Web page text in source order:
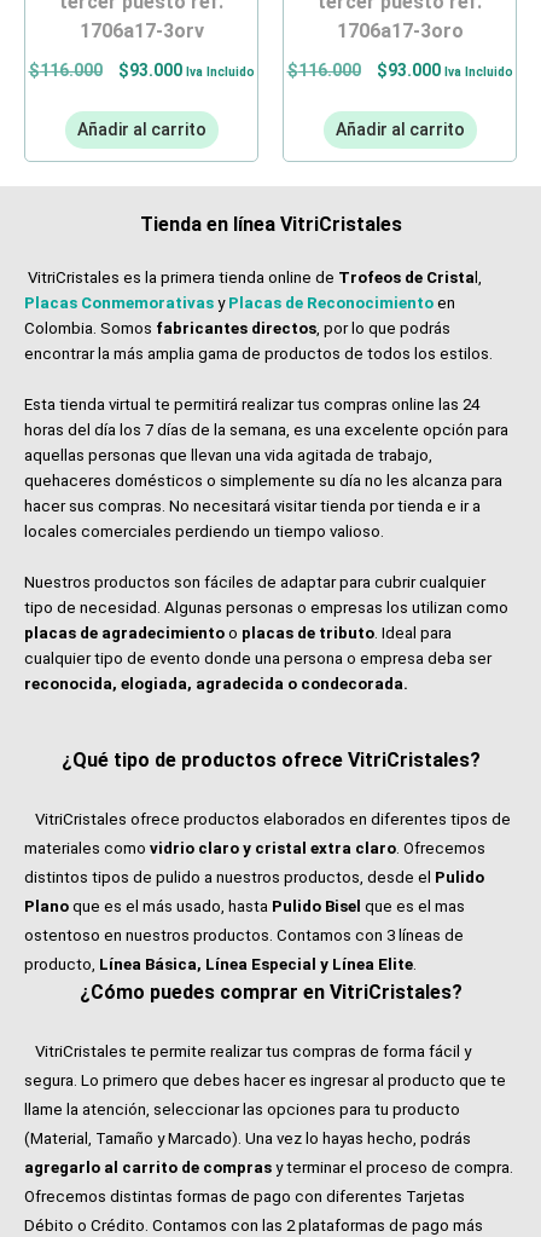
1706a17-3orv
$116.000 $93.000 Iva Incluido
Añadir al carrito
1706a17-3oro
$116.000 $93.000 Iva Incluido
Añadir al carrito
Tienda en línea VitriCristales
VitriCristales es la primera tienda online de Trofeos de Crista l,
Placas Conmemorativas y Placas de Reconocimiento en
Colombia. Somos fabricantes directos, por lo que podrás
encontrar la más amplia gama de productos de todos los estilos.
Esta tienda virtual te permitirá realizar tus compras online las 24
horas del día los 7 días de la semana, es una excelente opción para
aquellas personas que llevan una vida agitada de trabajo,
quehaceres domésticos o simplemente su día no les alcanza para
hacer sus compras. No necesitará visitar tienda por tienda e ir a
locales comerciales perdiendo un tiempo valioso.
Nuestros productos son fáciles de adaptar para cubrir cualquier
tipo de necesidad. Algunas personas o empresas los utilizan como
placas de agradecimiento o placas de tributo. Ideal para
cualquier tipo de evento donde una persona o empresa deba ser
reconocida, elogiada, agradecida o condecorada.
¿Qué tipo de productos ofrece VitriCristales?
VitriCristales ofrece productos elaborados en diferentes tipos de
materiales como vidrio claro y cristal extra claro. Ofrecemos
distintos tipos de pulido a nuestros productos, desde el Pulido
Plano que es el más usado, hasta Pulido Bisel que es el mas
ostentoso en nuestros productos. Contamos con 3 líneas de
producto, Línea Básica, Línea Especial y Línea Elite.
¿Cómo puedes comprar en VitriCristales?
VitriCristales te permite realizar tus compras de forma fácil y
segura. Lo primero que debes hacer es ingresar al producto que te
llame la atención, seleccionar las opciones para tu producto
(Material, Tamaño y Marcado). Una vez lo hayas hecho, podrás
agregarlo al carrito de compras y terminar el proceso de compra.
Ofrecemos distintas formas de pago con diferentes Tarjetas
Débito o Crédito. Contamos con las 2 plataformas de pago más